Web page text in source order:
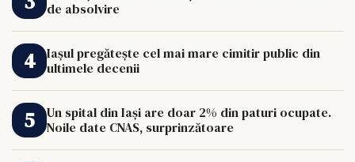
de absolvire
Iașul pregătește cel mai mare cimitir public din
ultimele decenii
Un spital din Iași are doar 2% din paturi ocupate.
Noile date CNAS, surprinzătoare